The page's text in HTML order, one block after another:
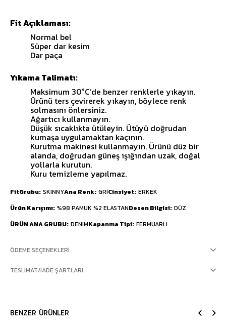
Fit Açıklaması:
Normal bel
Süper dar kesim
Dar paça
Yıkama Talimatı:
Maksimum 30°C’de benzer renklerle yıkayın.
Ürünü ters çevirerek yıkayın, böylece renk
solmasını önlersiniz.
Ağartıcı kullanmayın.
Düşük sıcaklıkta ütüleyin. Ütüyü doğrudan
kumaşa uygulamaktan kaçının.
Kurutma makinesi kullanmayın. Ürünü düz bir
alanda, doğrudan güneş ışığından uzak, doğal
yollarla kurutun.
Kuru temizleme yapılmaz.
FitGrubu SKINNYAna Renk GRİCinsiyet ERKEK
Ürün Karışımı %98 PAMUK %2 ELASTANDesen Bilgisi DÜZ
ÜRÜN ANA GRUBU DENIMKapanma Tipi FERMUARLI
ÖDEME SEÇENEKLERI
TESLIMAT/İADE ŞARTLARI
BENZER ÜRÜNLER